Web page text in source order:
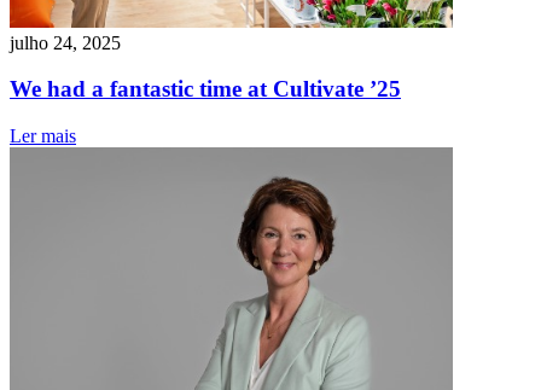
julho 24, 2025
We had a fantastic time at Cultivate ’25
Ler mais